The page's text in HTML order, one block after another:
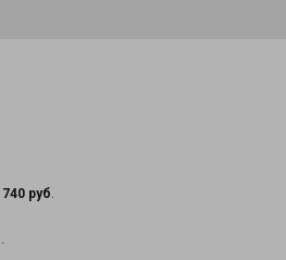
740 руб.